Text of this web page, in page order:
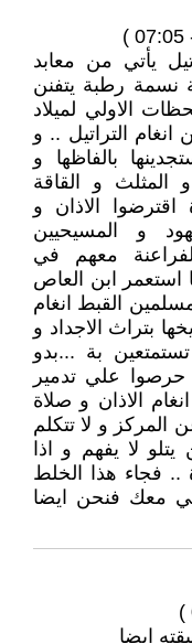
يأتي من معابد
رطبة يتفنن
الاولي لميلاد
التراتيل .. و
بالفاظها و
المثلث و القاقة
الاذان و
و المسيحيين
معهم في
ابن العاص
القبط انغام
بتراث الاجداد و
بة ...بدو
حرصوا علي تدمير
الاذان و صلاة
المركز و لا تتكلم
لا يفهم و اذا
.. فجاء هذا الخلط
معك فنحن ايضا
ايضا